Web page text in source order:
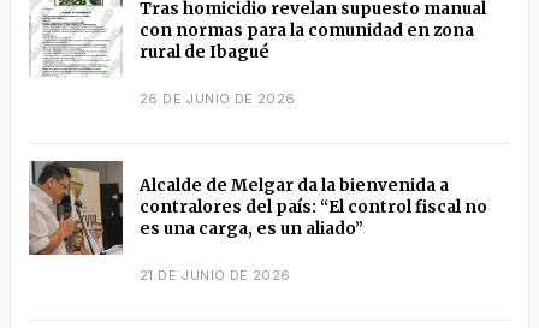
Tras homicidio revelan supuesto manual
con normas para la comunidad en zona
rural de Ibagué
26 DE JUNIO DE 2026
Alcalde de Melgar da la bienvenida a
contralores del país: “El control fiscal no
es una carga, es un aliado”
21 DE JUNIO DE 2026